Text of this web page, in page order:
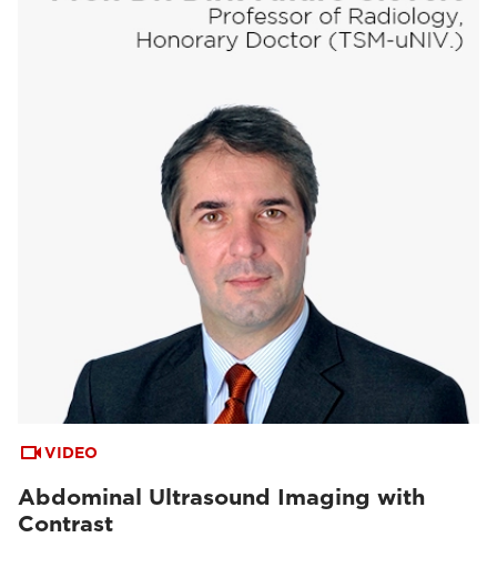
VIDEO
Abdominal Ultrasound Imaging with
Contrast